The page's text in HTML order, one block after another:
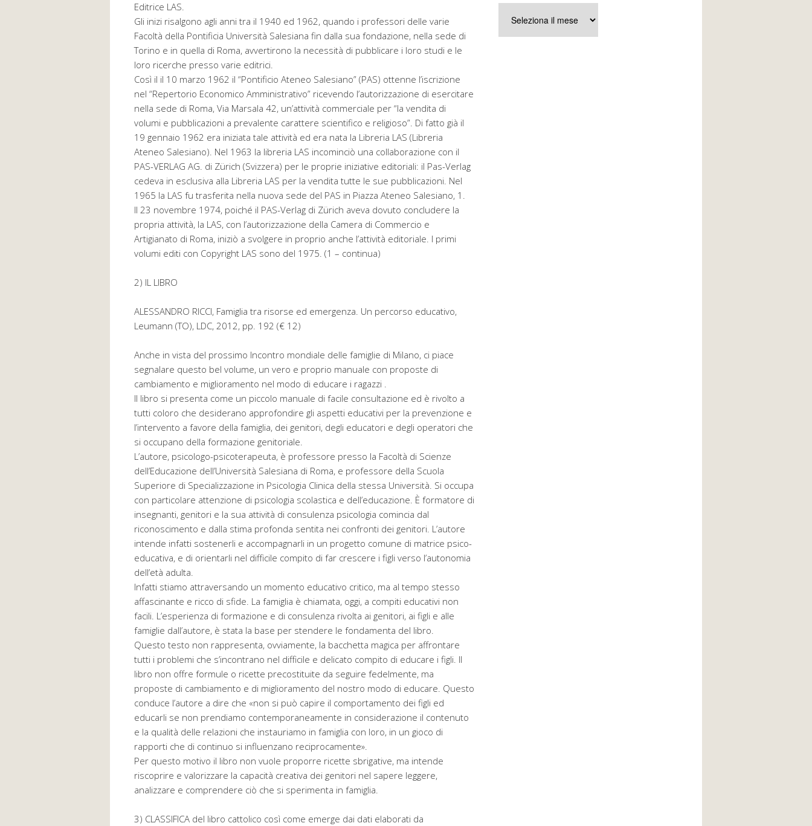
Editrice LAS.
Gli inizi risalgono agli anni tra il 1940 ed 1962, quando i professori delle varie
Facoltà della Pontificia Università Salesiana fin dalla sua fondazione, nella sede di
Torino e in quella di Roma, avvertirono la necessità di pubblicare i loro studi e le
loro ricerche presso varie editrici.
Così il il 10 marzo 1962 il “Pontificio Ateneo Salesiano” (PAS) ottenne l’iscrizione
nel “Repertorio Economico Amministrativo” ricevendo l’autorizzazione di esercitare
nella sede di Roma, Via Marsala 42, un’attività commerciale per “la vendita di
volumi e pubblicazioni a prevalente carattere scientifico e religioso”. Di fatto già il
19 gennaio 1962 era iniziata tale attività ed era nata la Libreria LAS (Libreria
Ateneo Salesiano). Nel 1963 la libreria LAS incominciò una collaborazione con il
PAS-VERLAG AG. di Zürich (Svizzera) per le proprie iniziative editoriali: il Pas-Verlag
cedeva in esclusiva alla Libreria LAS per la vendita tutte le sue pubblicazioni. Nel
1965 la LAS fu trasferita nella nuova sede del PAS in Piazza Ateneo Salesiano, 1.
Il 23 novembre 1974, poiché il PAS-Verlag di Zürich aveva dovuto concludere la
propria attività, la LAS, con l’autorizzazione della Camera di Commercio e
Artigianato di Roma, iniziò a svolgere in proprio anche l’attività editoriale. I primi
volumi editi con Copyright LAS sono del 1975. (1 – continua)
2) IL LIBRO
ALESSANDRO RICCI, Famiglia tra risorse ed emergenza. Un percorso educativo,
Leumann (TO), LDC, 2012, pp. 192 (€ 12)
Anche in vista del prossimo Incontro mondiale delle famiglie di Milano, ci piace
segnalare questo bel volume, un vero e proprio manuale con proposte di
cambiamento e miglioramento nel modo di educare i ragazzi .
Il libro si presenta come un piccolo manuale di facile consultazione ed è rivolto a
tutti coloro che desiderano approfondire gli aspetti educativi per la prevenzione e
l’intervento a favore della famiglia, dei genitori, degli educatori e degli operatori che
si occupano della formazione genitoriale.
L’autore, psicologo-psicoterapeuta, è professore presso la Facoltà di Scienze
dell’Educazione dell’Università Salesiana di Roma, e professore della Scuola
Superiore di Specializzazione in Psicologia Clinica della stessa Università. Si occupa
con particolare attenzione di psicologia scolastica e dell’educazione. È formatore di
insegnanti, genitori e la sua attività di consulenza psicologia comincia dal
riconoscimento e dalla stima profonda sentita nei confronti dei genitori. L’autore
intende infatti sostenerli e accompagnarli in un progetto comune di matrice psico-
educativa, e di orientarli nel difficile compito di far crescere i figli verso l’autonomia
dell’età adulta.
Infatti stiamo attraversando un momento educativo critico, ma al tempo stesso
affascinante e ricco di sfide. La famiglia è chiamata, oggi, a compiti educativi non
facili. L’esperienza di formazione e di consulenza rivolta ai genitori, ai figli e alle
famiglie dall’autore, è stata la base per stendere le fondamenta del libro.
Questo testo non rappresenta, ovviamente, la bacchetta magica per affrontare
tutti i problemi che s’incontrano nel difficile e delicato compito di educare i figli. Il
libro non offre formule o ricette precostituite da seguire fedelmente, ma
proposte di cambiamento e di miglioramento del nostro modo di educare. Questo
conduce l’autore a dire che «non si può capire il comportamento dei figli ed
educarli se non prendiamo contemporaneamente in considerazione il contenuto
e la qualità delle relazioni che instauriamo in famiglia con loro, in un gioco di
rapporti che di continuo si influenzano reciprocamente».
Per questo motivo il libro non vuole proporre ricette sbrigative, ma intende
riscoprire e valorizzare la capacità creativa dei genitori nel sapere leggere,
analizzare e comprendere ciò che si sperimenta in famiglia.
3) CLASSIFICA del libro cattolico così come emerge dai dati elaborati da